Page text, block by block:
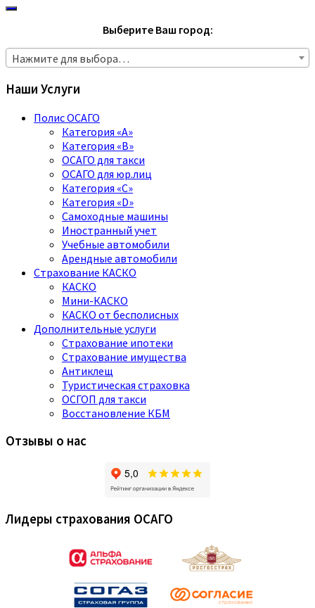
Выберите Ваш город:
Нажмите для выбора…
Наши Услуги
Полис ОСАГО
Категория «A»
Категория «B»
ОСАГО для такси
ОСАГО для юр.лиц
Категория «C»
Категория «D»
Самоходные машины
Иностранный учет
Учебные автомобили
Арендные автомобили
Страхование КАСКО
КАСКО
Мини-КАСКО
КАСКО от бесполисных
Дополнительные услуги
Страхование ипотеки
Страхование имущества
Антиклещ
Туристическая страховка
ОСГОП для такси
Восстановление КБМ
Отзывы о нас
Лидеры страхования ОСАГО